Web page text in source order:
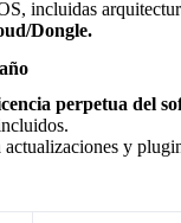
incluidas
Dongle.
perpetua del
y